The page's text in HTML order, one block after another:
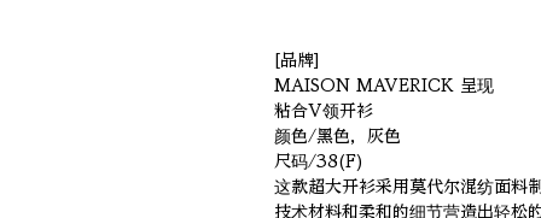
[品牌]
MAISON MAVERICK 呈现
粘合V领开衫
颜色/黑色，灰色
尺码/38(F)
这款超大开衫采用莫代尔混纺面料
技术材料和柔和的细节营造出轻松